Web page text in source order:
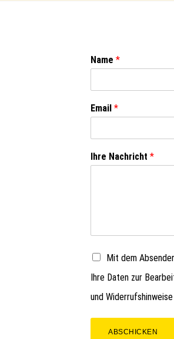
Name *
Email *
Ihre Nachricht *
Mit dem
Ihre Daten zur
und
ABSCHICKEN